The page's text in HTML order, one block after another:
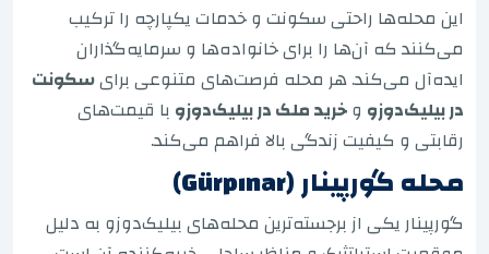
این محله‌ها راحتی سکونت و خدمات یکپارچه را ترکیب
می‌کنند که آن‌ها را برای خانواده‌ها و سرمایه‌گذاران
ایده‌آل می‌کند. هر محله فرصت‌های متنوعی برایسکونت
در بیلیک‌دوزو وخرید ملک در بیلیک‌دوزو با قیمت‌های
رقابتی و کیفیت زندگی بالا فراهم می‌کند.
محله گورپینار (Gürpınar)
گورپینار یکی از برجسته‌ترین محله‌های بیلیک‌دوزو به دلیل